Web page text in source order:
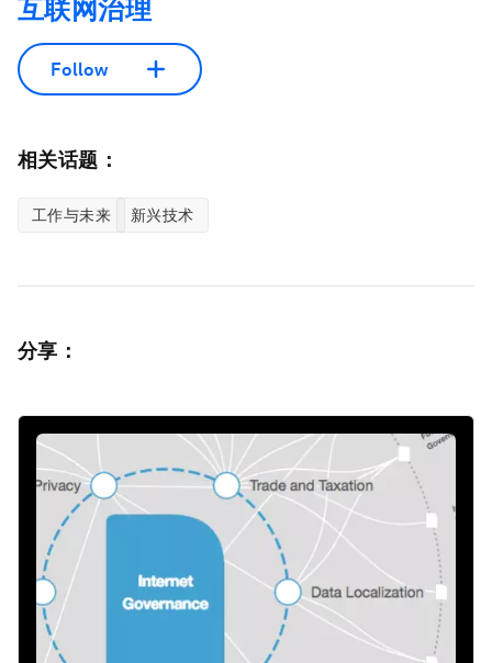
互联网治理
Follow
相关话题：
工作与未来 新兴技术
分享：